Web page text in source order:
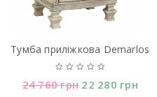
Тумба приліжкова Demarlos
24 760грн 22 280 грн